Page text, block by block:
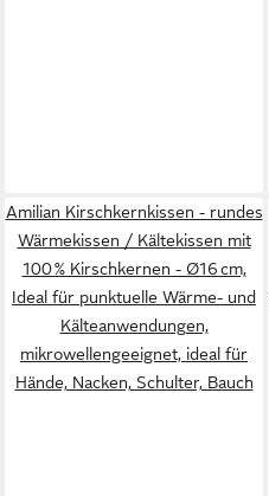
Amilian Kirschkernkissen - rundes
Wärmekissen / Kältekissen mit
100 % Kirschkernen - Ø16 cm,
Ideal für punktuelle Wärme- und
Kälteanwendungen,
mikrowellengeeignet, ideal für
Hände, Nacken, Schulter, Bauch